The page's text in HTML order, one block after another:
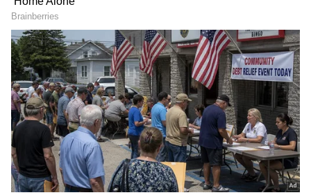
ఇక, సిత్రాంగ్ తుఫాను సముద్రం లోపలి నుంచే బంగ్లాదేశ్
వైపు పయనిస్తోంది. తీరం దాటే ముందు అది తీవ్రరూపం
RECOMMENDED STORIES
Kalki bhagwan: ఈ ఫొటోలో
ఉంది ఎవ‌రో గుర్తు ప‌ట్టారా.?
PM Modi: కేవ‌లం ప్ర‌శ్నించ‌డ‌మే
కాదు.. దేశ యువ‌త‌కు ప్ర‌ధాని